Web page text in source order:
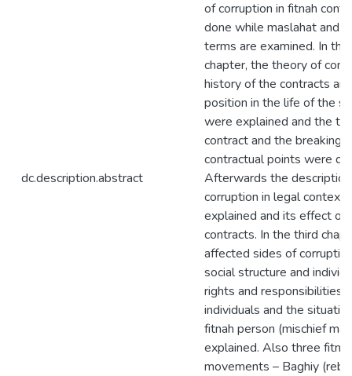
dc.description.abstract
of corruption in fitnah
done while maslahat and
terms are examined. In
chapter, the theory of
history of the contracts
position in the life of the
were explained and the
contract and the breaking
contractual points were
Afterwards the
corruption in legal context
explained and its effect on
contracts. In the third
affected sides of
social structure and
rights and responsibilities
individuals and the
fitnah person (mischief
explained. Also three
movements – Baghiy